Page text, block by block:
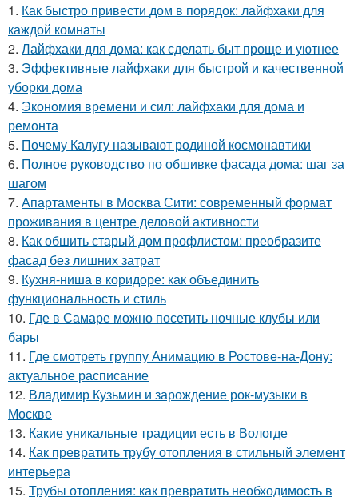
1. Как быстро привести дом в порядок: лайфхаки для
каждой комнаты
2. Лайфхаки для дома: как сделать быт проще и уютнее
3. Эффективные лайфхаки для быстрой и качественной
уборки дома
4. Экономия времени и сил: лайфхаки для дома и
ремонта
5. Почему Калугу называют родиной космонавтики
6. Полное руководство по обшивке фасада дома: шаг за
шагом
7. Апартаменты в Москва Сити: современный формат
проживания в центре деловой активности
8. Как обшить старый дом профлистом: преобразите
фасад без лишних затрат
9. Кухня-ниша в коридоре: как объединить
функциональность и стиль
10. Где в Самаре можно посетить ночные клубы или
бары
11. Где смотреть группу Анимацию в Ростове-на-Дону:
актуальное расписание
12. Владимир Кузьмин и зарождение рок-музыки в
Москве
13. Какие уникальные традиции есть в Вологде
14. Как превратить трубу отопления в стильный элемент
интерьера
15. Трубы отопления: как превратить необходимость в